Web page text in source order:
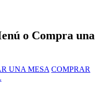
o Compra una
UNA MESA COMPRAR